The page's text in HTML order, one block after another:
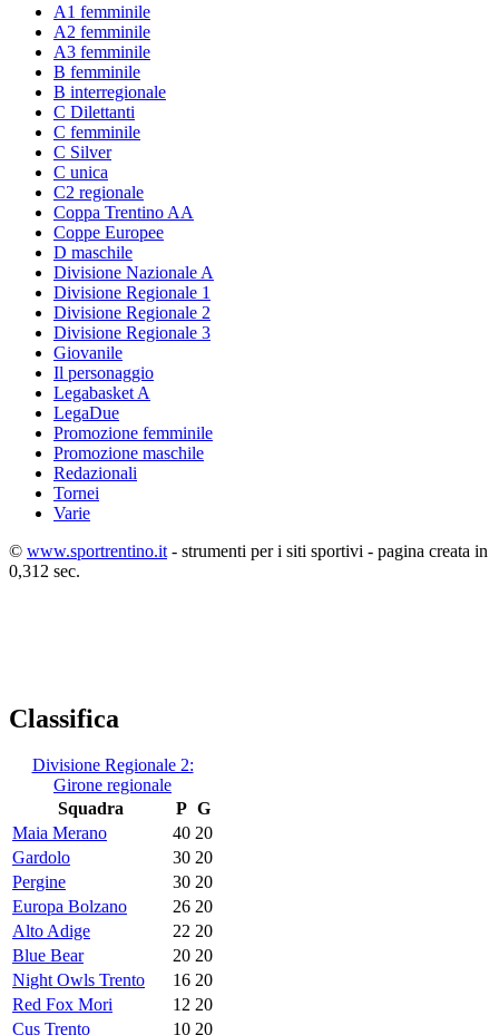
A1 femminile
A2 femminile
A3 femminile
B femminile
B interregionale
C Dilettanti
C femminile
C Silver
C unica
C2 regionale
Coppa Trentino AA
Coppe Europee
D maschile
Divisione Nazionale A
Divisione Regionale 1
Divisione Regionale 2
Divisione Regionale 3
Giovanile
Il personaggio
Legabasket A
LegaDue
Promozione femminile
Promozione maschile
Redazionali
Tornei
Varie
© www.sportrentino.it - strumenti per i siti sportivi - pagina creata in
0,312 sec.
Classifica
Divisione Regionale 2:
Girone regionale
Squadra
P G
Maia Merano
40 20
Gardolo
30 20
Pergine
30 20
Europa Bolzano
26 20
Alto Adige
22 20
Blue Bear
20 20
Night Owls Trento
16 20
Red Fox Mori
12 20
Cus Trento
10 20